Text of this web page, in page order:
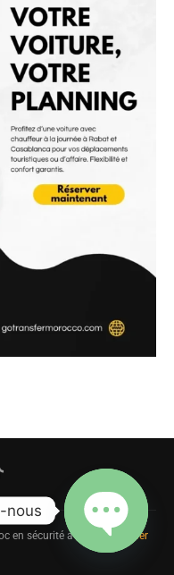
en sécurité avec
Go Transfer
nous